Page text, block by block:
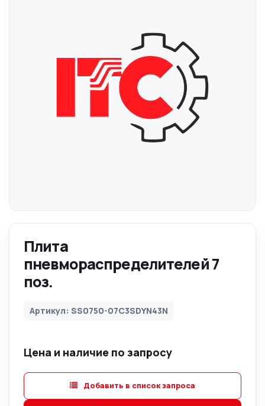
Плита
пневмораспределителей 7
поз.
Артикул: SS0750-07C3SDYN43N
Цена и наличие по запросу
Добавить в список запроса